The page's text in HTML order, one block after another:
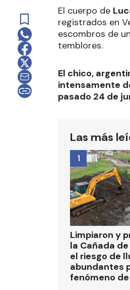
El cuerpo de
registrados en
escombros de
temblores.
El chico,
intensamente
pasado 24 de
Las más
Limpiaron y
la Cañada
el riesgo de
abundantes
fenómeno de
1